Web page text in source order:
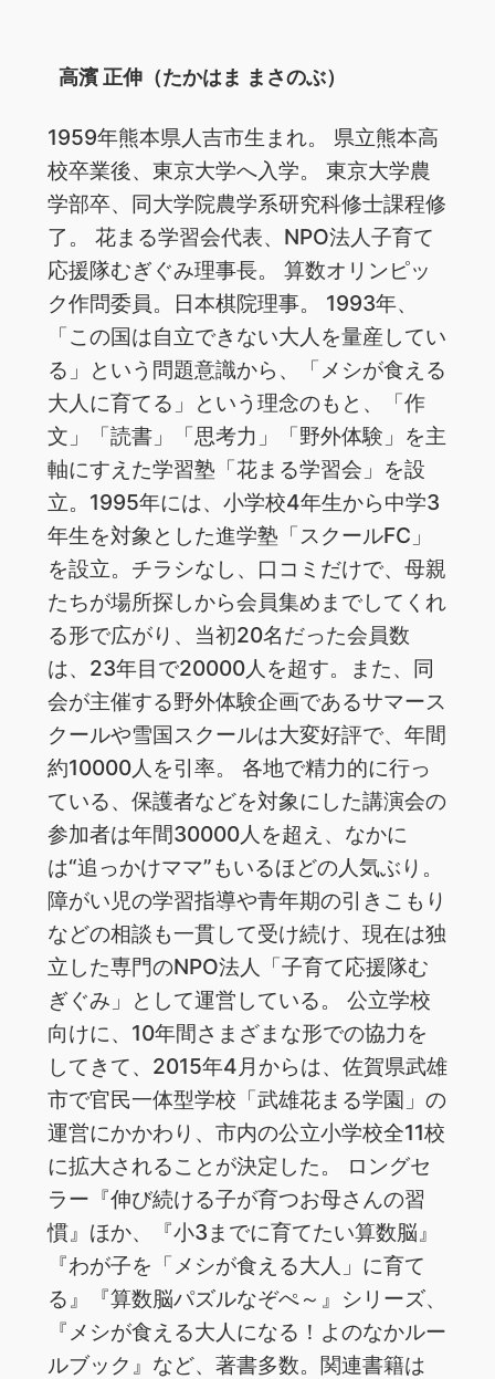
高濱 正伸（たかはま まさのぶ）
1959年熊本県人吉市生まれ。 県立熊本高
校卒業後、東京大学へ入学。 東京大学農
学部卒、同大学院農学系研究科修士課程修
了。 花まる学習会代表、NPO法人子育て
応援隊むぎぐみ理事長。 算数オリンピッ
ク作問委員。日本棋院理事。 1993年、
「この国は自立できない大人を量産してい
る」という問題意識から、「メシが食える
大人に育てる」という理念のもと、「作
文」「読書」「思考力」「野外体験」を主
軸にすえた学習塾「花まる学習会」を設
立。1995年には、小学校4年生から中学3
年生を対象とした進学塾「スクールFC」
を設立。チラシなし、口コミだけで、母親
たちが場所探しから会員集めまでしてくれ
る形で広がり、当初20名だった会員数
は、23年目で20000人を超す。また、同
会が主催する野外体験企画であるサマース
クールや雪国スクールは大変好評で、年間
約10000人を引率。 各地で精力的に行っ
ている、保護者などを対象にした講演会の
参加者は年間30000人を超え、なかに
は“追っかけママ”もいるほどの人気ぶり。
障がい児の学習指導や青年期の引きこもり
などの相談も一貫して受け続け、現在は独
立した専門のNPO法人「子育て応援隊む
ぎぐみ」として運営している。 公立学校
向けに、10年間さまざまな形での協力を
してきて、2015年4月からは、佐賀県武雄
市で官民一体型学校「武雄花まる学園」の
運営にかかわり、市内の公立小学校全11校
に拡大されることが決定した。 ロングセ
ラー『伸び続ける子が育つお母さんの習
慣』ほか、『小3までに育てたい算数脳』
『わが子を「メシが食える大人」に育て
る』『算数脳パズルなぞぺ～』シリーズ、
『メシが食える大人になる！よのなかルー
ルブック』など、著書多数。関連書籍は